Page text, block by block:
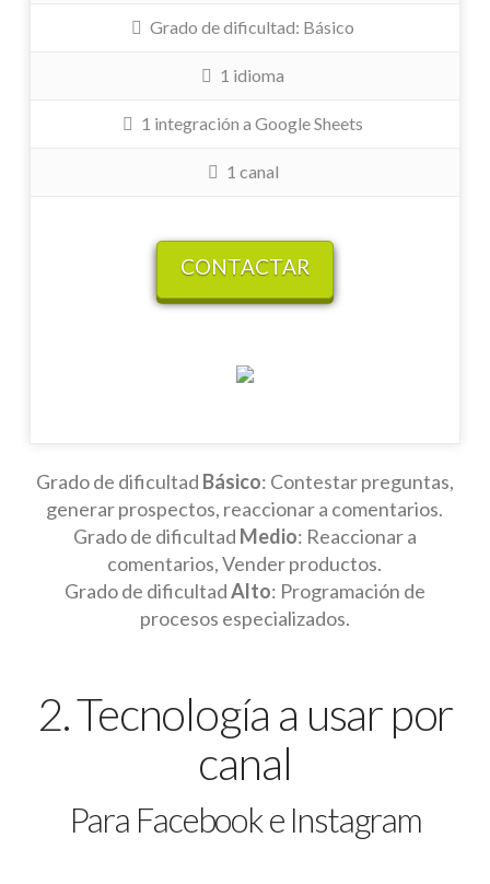
Grado de dificultad: Básico
1 idioma
1 integración a Google Sheets
1 canal
CONTACTAR
Grado de dificultad Básico: Contestar preguntas,
generar prospectos, reaccionar a comentarios.
Grado de dificultad Medio: Reaccionar a
comentarios, Vender productos.
Grado de dificultadAlto: Programación de
procesos especializados.
2. Tecnología a usar por
canal
Para Facebook e Instagram